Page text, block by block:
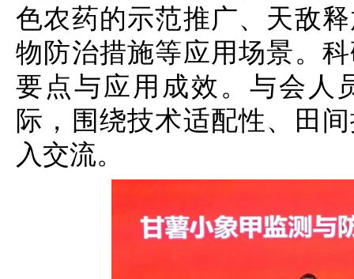
色农药的示范推广、天敌
物防治措施等应用场景。
要点与应用成效。与会人
际，围绕技术适配性、田
入交流。